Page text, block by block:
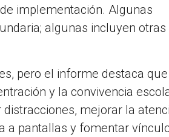
implementación. Algunas
algunas incluyen otras
pero el informe destaca que
y la convivencia
mejorar la
a pantallas y fomentar